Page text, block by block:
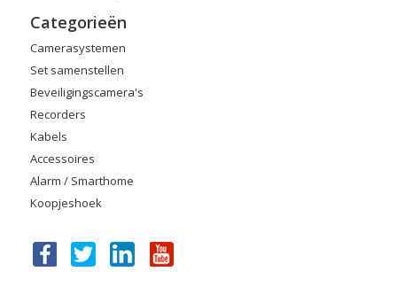
Categorieën
Camerasystemen
Set samenstellen
Beveiligingscamera's
Recorders
Kabels
Accessoires
Alarm / Smarthome
Koopjeshoek